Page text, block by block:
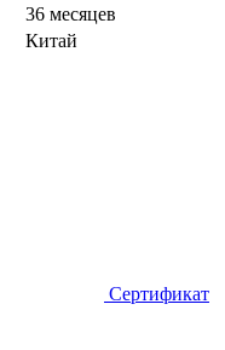
36 месяцев
Китай
Сертификат